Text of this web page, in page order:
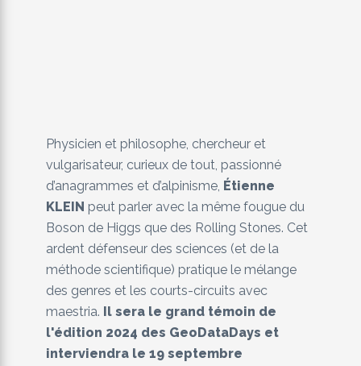
Physicien et philosophe, chercheur et
vulgarisateur, curieux de tout, passionné
d’anagrammes et d’alpinisme, Étienne
KLEIN peut parler avec la même fougue du
Boson de Higgs que des Rolling Stones. Cet
ardent défenseur des sciences (et de la
méthode scientifique) pratique le mélange
des genres et les courts-circuits avec
maestria. Il sera le grand témoin de
l'édition 2024 des GeoDataDays et
interviendra le 19 septembre